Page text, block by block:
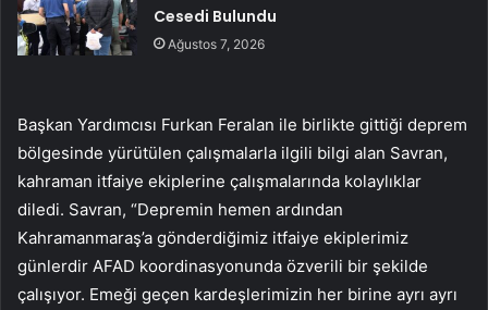
Cesedi Bulundu
Ağustos 7, 2026
Başkan Yardımcısı Furkan Feralan ile birlikte gittiği deprem
bölgesinde yürütülen çalışmalarla ilgili bilgi alan Savran,
kahraman itfaiye ekiplerine çalışmalarında kolaylıklar
diledi. Savran, “Depremin hemen ardından
Kahramanmaraş’a gönderdiğimiz itfaiye ekiplerimiz
günlerdir AFAD koordinasyonunda özverili bir şekilde
çalışıyor. Emeği geçen kardeşlerimizin her birine ayrı ayrı